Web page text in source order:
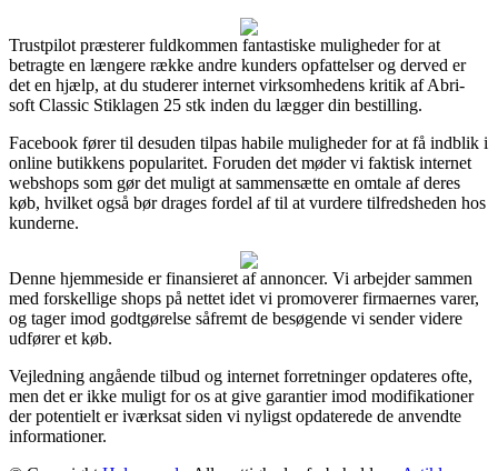
Trustpilot præsterer fuldkommen fantastiske muligheder for at
betragte en længere række andre kunders opfattelser og derved er
det en hjælp, at du studerer internet virksomhedens kritik af Abri-
soft Classic Stiklagen 25 stk inden du lægger din bestilling.
Facebook fører til desuden tilpas habile muligheder for at få indblik i
online butikkens popularitet. Foruden det møder vi faktisk internet
webshops som gør det muligt at sammensætte en omtale af deres
køb, hvilket også bør drages fordel af til at vurdere tilfredsheden hos
kunderne.
Denne hjemmeside er finansieret af annoncer. Vi arbejder sammen
med forskellige shops på nettet idet vi promoverer firmaernes varer,
og tager imod godtgørelse såfremt de besøgende vi sender videre
udfører et køb.
Vejledning angående tilbud og internet forretninger opdateres ofte,
men det er ikke muligt for os at give garantier imod modifikationer
der potentielt er iværksat siden vi nyligst opdaterede de anvendte
informationer.